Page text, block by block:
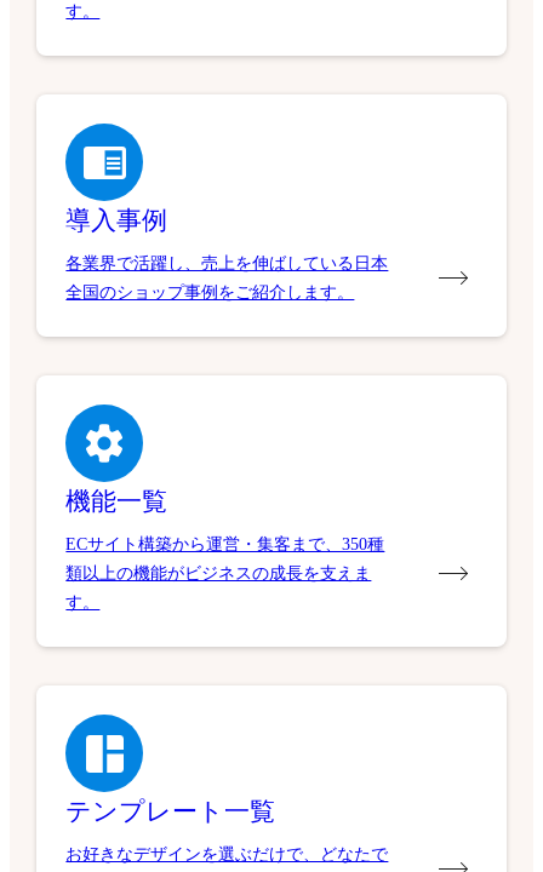
す。
導入事例
各業界で活躍し、売上を伸ばしている日本
全国のショップ事例をご紹介します。
機能一覧
ECサイト構築から運営・集客まで、350種
類以上の機能がビジネスの成長を支えま
す。
テンプレート一覧
お好きなデザインを選ぶだけで、どなたで